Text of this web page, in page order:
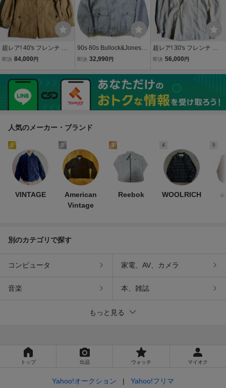
超レア! 40's フレンチ リ
ネン ハンティング ジャケ
acket キャメル camel 狩
猟 フランス 動物 eclair zi
p 着用
即決 84,000 円
90s 80s Bullock&Jones
リネン A2 ジャケット ブ
ア製 usa old L 比翼 デザ
イナー saks fifth Avenue 7
0s 麻
即決 32,990 円
超レア! 30's フレンチ リ
ネン ダブルブレステッド
NCH LINEN DOUBLE BR
EASTED JACKET フラン
ス 麻 ホワイト 着用
即決 56,000 円
人気のメーカー・ブランド
1
VINTAGE
2
American
Vintage
3
Reebok
4
WOOLRICH
5
別のカテゴリで探す
コンピュータ 家電、AV、カメラ
音楽 本、雑誌
もっと見る
トップ 出品 ウォッチ マイオク
Yahoo!オークション Yahoo!フリマ